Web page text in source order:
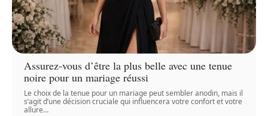
Assurez-vous d’être la plus belle avec une tenue
noire pour un mariage réussi
Le choix de la tenue pour un mariage peut sembler anodin, mais il
s’agit d’une décision cruciale qui influencera votre confort et votre
allure…